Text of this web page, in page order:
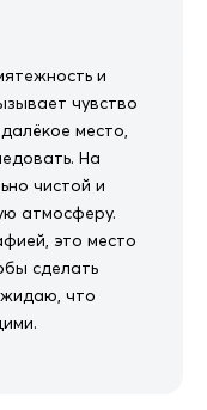
и
чувство
место,
На
чистой и
атмосферу.
это место
сделать
что